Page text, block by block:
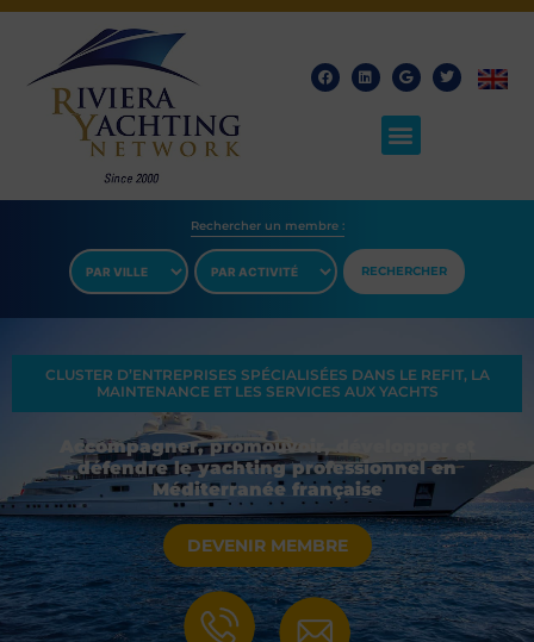
Rechercher un membre​ :
RECHERCHER
CLUSTER D’ENTREPRISES SPÉCIALISÉES DANS LE REFIT, LA
MAINTENANCE ET LES SERVICES AUX YACHTS
Accompagner, promouvoir, développer et
défendre le yachting professionnel en
Méditerranée française
DEVENIR MEMBRE